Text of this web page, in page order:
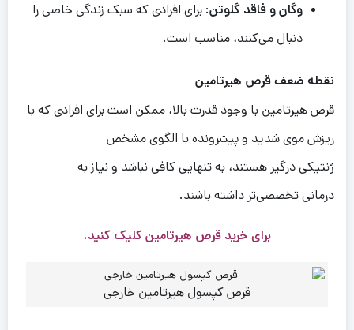
وگان و فاقد گلوتن: برای افرادی که سبک زندگی خاصی را
دنبال می‌کنند، مناسب است.
نقطه ضعفقرص هیرتامین
قرص هیرتامین با وجود قدرت بالا، ممکن است برای افرادی که با
ریزش موی شدید و پیشرونده با الگوی مشخص
ژنتیکی درگیر هستند، به تنهایی کافی نباشد و نیاز به
درمانی تخصصی‌تر داشته باشند.
برای خرید قرص هیرتامینکلیک کنید.
قرص کپسول هیرتامین خارجی